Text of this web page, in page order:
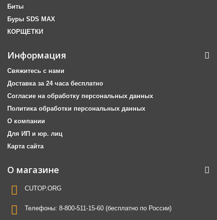
Биты
Буры SDS MAX
КОРЩЕТКИ
Информация
Свяжитесь с нами
Доставка за 24 часа бесплатно
Согласие на обработку персональных данных
Политика обработки персональных данных
О компании
Для ИП и юр. лиц
Карта сайта
О магазине
CUTOP.ORG
Телефоны: 8-800-511-15-60 (бесплатно по России)